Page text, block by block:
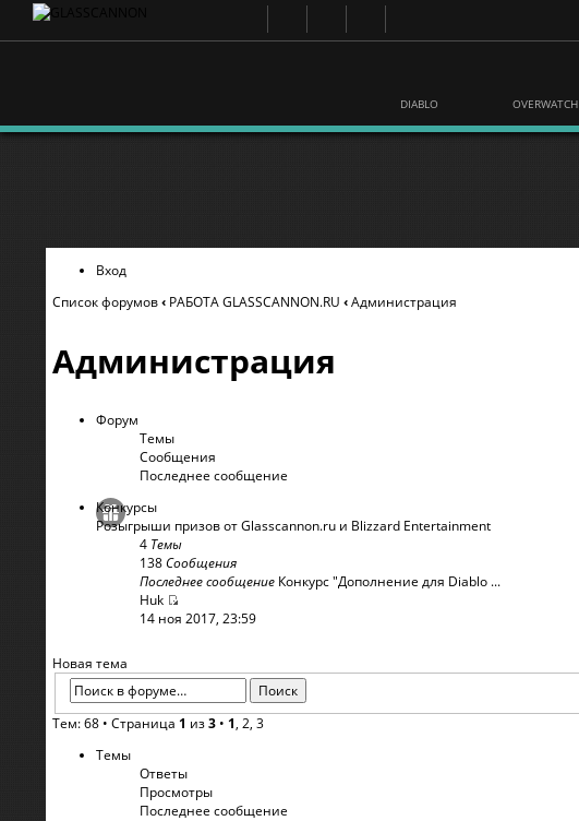
DIABLO OVERWATCH
Вход
Список форумов‹ РАБОТА GLASSCANNON.RU ‹Администрация
Администрация
Форум
Темы
Сообщения
Последнее сообщение
Конкурсы
Розыгрыши призов от Glasscannon.ru и Blizzard Entertainment
4 Темы
138Сообщения
Последнее сообщение Конкурс "Дополнение для Diablo ...
Huk
14 ноя 2017, 23:59
Новая тема
Тем: 68 • Страница 1 из3 • 1, 2, 3
Темы
Ответы
Просмотры
Последнее сообщение